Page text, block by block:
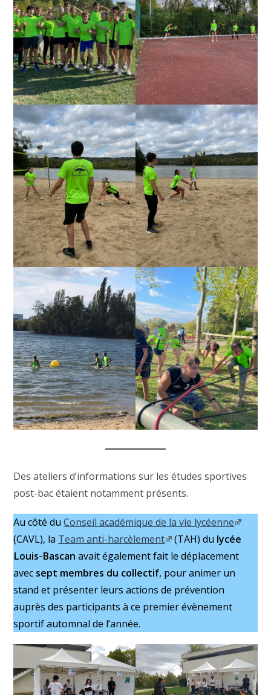
Des ateliers d’informations sur les études sportives
post-bac étaient notamment présents.
Au côté duConseil académique de la vie lycéenne
(CAVL), la Team anti-harcèlement (TAH) du lycée
Louis-Bascan avait également fait le déplacement
avec sept membres du collectif, pour animer un
stand et présenter leurs actions de prévention
auprès des participants à ce premier évènement
sportif automnal de l’année.